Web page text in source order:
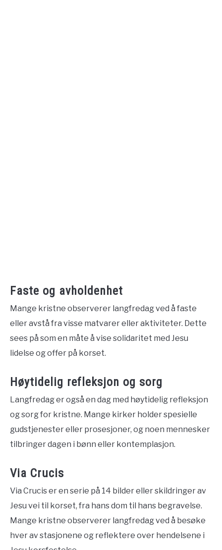
Faste og avholdenhet
Mange kristne observerer langfredag ved å faste
eller avstå fra visse matvarer eller aktiviteter. Dette
sees på som en måte å vise solidaritet med Jesu
lidelse og offer på korset.
Høytidelig refleksjon og sorg
Langfredag er også en dag med høytidelig refleksjon
og sorg for kristne. Mange kirker holder spesielle
gudstjenester eller prosesjoner, og noen mennesker
tilbringer dagen i bønn eller kontemplasjon.
Via Crucis
Via Crucis er en serie på 14 bilder eller skildringer av
Jesu vei til korset, fra hans dom til hans begravelse.
Mange kristne observerer langfredag ved å besøke
hver av stasjonene og reflektere over hendelsene i